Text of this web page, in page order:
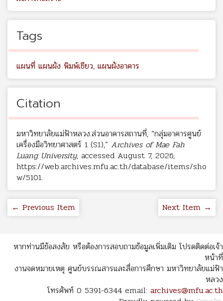
Tags
แผนที่ แผนผัง พิมพ์เขียว, แผนผังอาคาร
Citation
มหาวิทยาลัยแม่ฟ้าหลวง.ส่วนอาคารสถานที่, “กลุ่มอาคารศูนย์
เครื่องมือวิทยาศาสตร์ 1 (S1),” Archives of Mae Fah
Luang University, accessed August 7, 2026,
https://web.archives.mfu.ac.th/database/items/sho
w/5101.
← Previous Item Next Item →
หากท่านมีข้อสงสัย หรือต้องการสอบถามข้อมูลเพิ่มเติม โปรดติดต่อเจ้า
หน้าที่
งานจดหมายเหตุ ศูนย์บรรณสารและสื่อการศึกษา มหาวิทยาลัยแม่ฟ้า
หลวง
โทรศัพท์ 0 5391-6344 email: archives@mfu.ac.th